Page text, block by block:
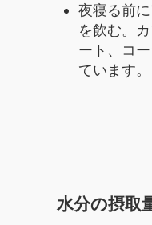
夜寝る前
を飲む。
ート、コ
ています。
水分の摂取